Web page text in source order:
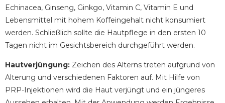
Echinacea, Ginseng, Ginkgo, Vitamin C, Vitamin E und
Lebensmittel mit hohem Koffeingehalt nicht konsumiert
werden. Schließlich sollte die Hautpflege in den ersten 10
Tagen nicht im Gesichtsbereich durchgeführt werden.
Hautverjüngung: Zeichen des Alterns treten aufgrund von
Alterung und verschiedenen Faktoren auf. Mit Hilfe von
PRP-Injektionen wird die Haut verjüngt und ein jüngeres